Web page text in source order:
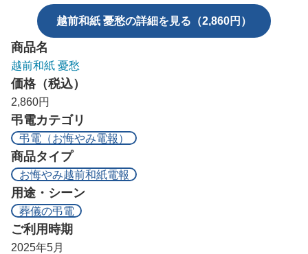
越前和紙 憂愁の詳細を見る（2,860円）
商品名
越前和紙 憂愁
価格（税込）
2,860円
弔電カテゴリ
弔電（お悔やみ電報）
商品タイプ
お悔やみ越前和紙電報
用途・シーン
葬儀の弔電
ご利用時期
2025年5月